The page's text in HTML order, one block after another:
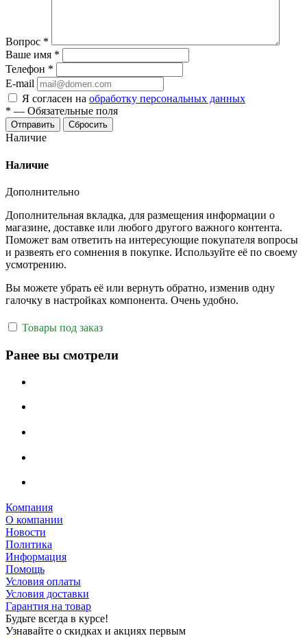
Вопрос *
Ваше имя *
Телефон *
E-mail
Я согласен на обработку персональных данных
* — Обязательные поля
Отправить Сбросить
Наличие
Наличие
Дополнительно
Дополнительная вкладка, для размещения информации о
магазине, доставке или любого другого важного контента.
Поможет вам ответить на интересующие покупателя вопросы
и развеять его сомнения в покупке. Используйте её по своему
усмотрению.
Вы можете убрать её или вернуть обратно, изменив одну
галочку в настройках компонента. Очень удобно.
Товары под заказ
Ранее вы смотрели
Компания
О компании
Новости
Политика
Информация
Помощь
Условия оплаты
Условия доставки
Гарантия на товар
Будьте всегда в курсе!
Узнавайте о скидках и акциях первым